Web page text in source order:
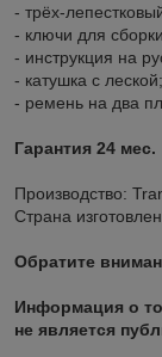
- трёх-
- ключи для
- инструкция на
- катушка с леской;
- ремень на два
Гарантия 24 мес.
Производство:
Страна
Обратите
Информация о
не является